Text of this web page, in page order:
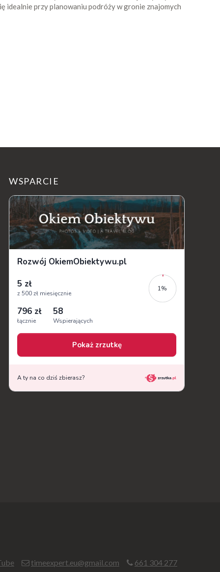
idealnie przy planowaniu podróży w gronie znajomych
WSPARCIE
timeexpert.eu@gmail.com 661 304 277